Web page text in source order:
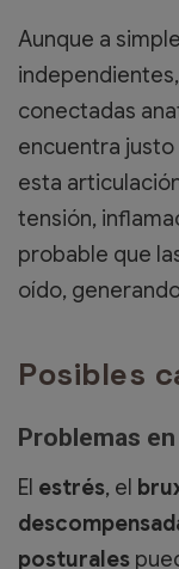
Aunque a
conectadas
encuentra justo
esta
tensión,
probable que
oído,
Posibles
Problemas
El estrés, el
posturales